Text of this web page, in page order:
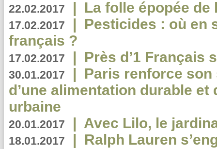
22.02.2017 | La folle épopée de
17.02.2017 | Pesticides : où en
français ?
17.02.2017 | Près d’1 Français
30.01.2017 | Paris renforce
d’une alimentation durable et
urbaine
20.01.2017 | Avec Lilo, le
18.01.2017 | Ralph Lauren